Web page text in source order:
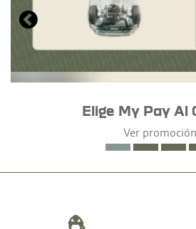
Elige My Pay Al
Ver promoción